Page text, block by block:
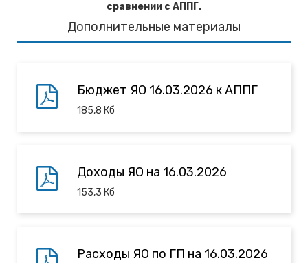
сравнении с АППГ.
Дополнительные материалы
Бюджет ЯО 16.03.2026 к АППГ
185,8 Кб
Доходы ЯО на 16.03.2026
153,3 Кб
Расходы ЯО по ГП на 16.03.2026